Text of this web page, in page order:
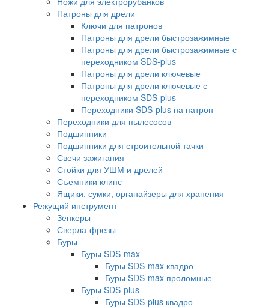
Патроны для дрели
Ключи для патронов
Патроны для дрели быстрозажимные
Патроны для дрели быстрозажимные с
переходником SDS-plus
Патроны для дрели ключевые
Патроны для дрели ключевые с
переходником SDS-plus
Переходники SDS-plus на патрон
Переходники для пылесосов
Подшипники
Подшипники для строительной тачки
Свечи зажигания
Стойки для УШМ и дрелей
Съемники клипс
Ящики, сумки, органайзеры для хранения
Режущий инструмент
Зенкеры
Сверла-фрезы
Буры
Буры SDS-max
Буры SDS-max квадро
Буры SDS-max проломные
Буры SDS-plus
Буры SDS-plus квадро